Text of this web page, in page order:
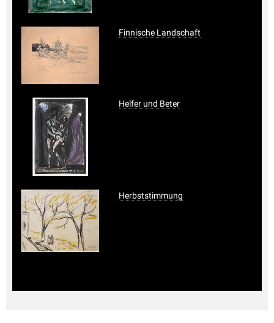
Finnische Landschaft
Helfer und Beter
Herbststimmung